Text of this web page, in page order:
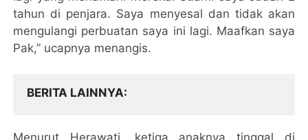
tahun di penjara. Saya menyesal dan tidak akan
mengulangi perbuatan saya ini lagi. Maafkan saya
Pak,” ucapnya menangis.
BERITA LAINNYA
Menurut Herawati, ketiga anaknya tinggal di